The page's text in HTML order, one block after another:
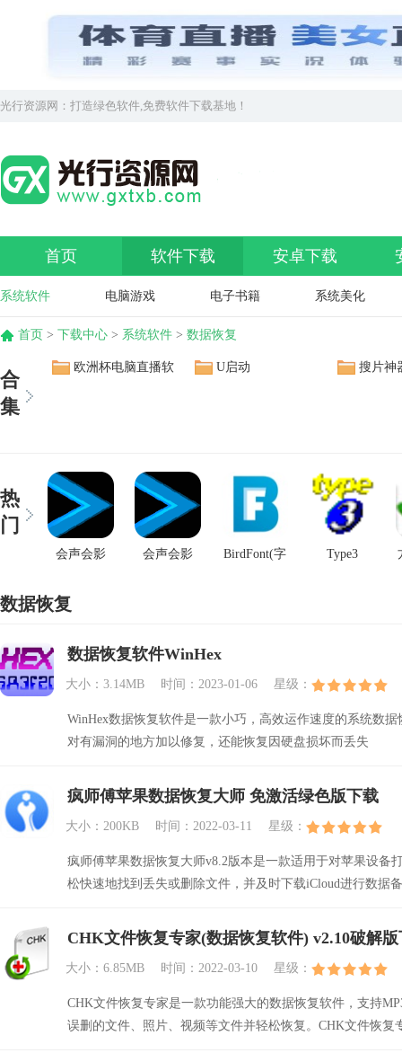
光行资源网：打造绿色软件,免费软件下载基地！
首页 软件下载 安卓下载
系统软件 电脑游戏 电子书籍 系统美化
首页 > 下载中心 > 系统软件 > 数据恢复
合
集
欧洲杯电脑直播软
U启动 搜片神
热
门
会声会影
会声会影
BirdFont(字
Type3
数据恢复
数据恢复软件WinHex
大小：3.14MB 时间：2023-01-06 星级：
WinHex数据恢复软件是一款小巧，高效运作速度的系统数
对有漏洞的地方加以修复，还能恢复因硬盘损坏而丢失
疯师傅苹果数据恢复大师 免激活绿色版下载
大小：200KB 时间：2022-03-11 星级：
疯师傅苹果数据恢复大师v8.2版本是一款适用于对苹果设备
松快速地找到丢失或删除文件，并及时下载iCloud进行数据
CHK文件恢复专家(数据恢复软件) v2.10破解版
大小：6.85MB 时间：2022-03-10 星级：
CHK文件恢复专家是一款功能强大的数据恢复软件，支持
误删的文件、照片、视频等文件并轻松恢复。CHK文件恢